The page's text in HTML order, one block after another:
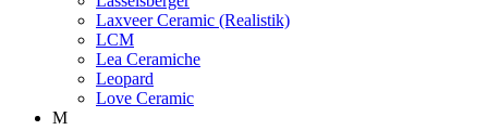
Laxveer Ceramic (Realistik)
LCM
Lea Ceramiche
Leopard
Love Ceramic
M